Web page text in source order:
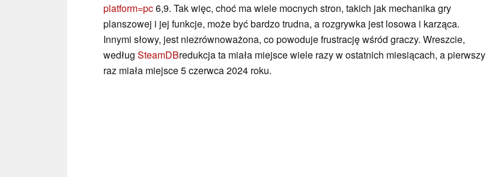
platform=pc6,9. Tak więc, choć ma wiele mocnych stron, takich jak mechanika gry
planszowej i jej funkcje, może być bardzo trudna, a rozgrywka jest losowa i karząca.
Innymi słowy, jest niezrównoważona, co powoduje frustrację wśród graczy. Wreszcie,
według SteamDBredukcja ta miała miejsce wiele razy w ostatnich miesiącach, a pierwszy
raz miała miejsce 5 czerwca 2024 roku.